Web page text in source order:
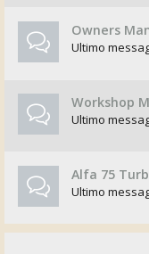
Owners
Ultimo
Workshop
Ultimo
Alfa 75
Ultimo